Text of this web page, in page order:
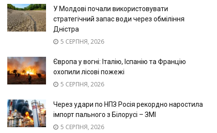
У Молдові почали використовувати
стратегічний запас води через обміління
Дністра
5 СЕРПНЯ, 2026
Європа у вогні: Італію, Іспанію та Францію
охопили лісові пожежі
5 СЕРПНЯ, 2026
Через удари по НПЗ Росія рекордно наростила
імпорт пального з Білорусі – ЗМІ
5 СЕРПНЯ, 2026